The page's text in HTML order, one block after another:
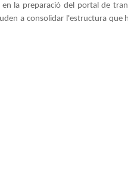
la preparació del portal de
a consolidar l'estructura que